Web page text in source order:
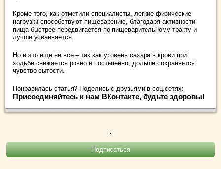
Кроме того, как отметили специалисты, легкие физические
нагрузки способствуют пищеварению, благодаря активности
пища быстрее передвигается по пищеварительному тракту и
лучше усваивается.
Но и это еще не все – так как уровень сахара в крови при
ходьбе снижается ровно и постепенно, дольше сохраняется
чувство сытости.
Понравилась статья? Поделись с друзьями в соц.сетях:
Присоединяйтесь к нам ВКонтакте, будьте здоровы!
.